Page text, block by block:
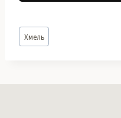
Метки
записи:
Хмель